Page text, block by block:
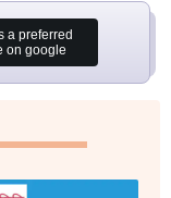
a preferred
on google